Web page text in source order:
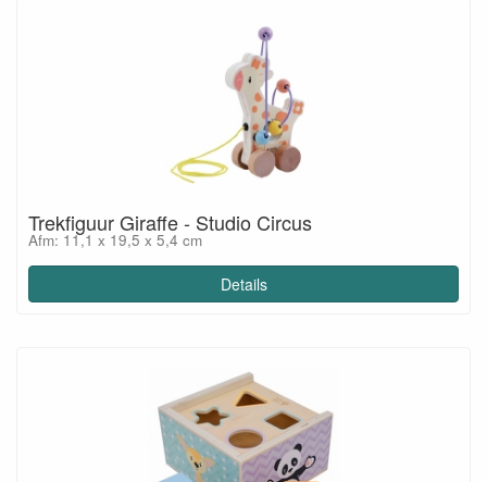
Trekfiguur Giraffe - Studio Circus
Afm: 11,1 x 19,5 x 5,4 cm
Details